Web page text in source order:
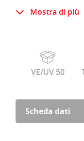
Gran
I tubi sono
collaudati
Adatto per
850 °C
Senza alogeni
Mostra di più
VE/UV 50
Scheda dati